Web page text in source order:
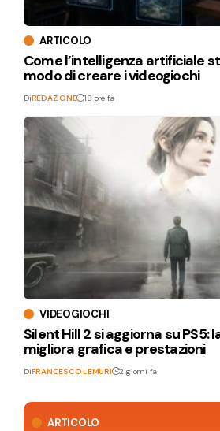
ARTICOLO
ARTICOLO
Come l’intelligenza artificiale
modo di creare i videogiochi
DiREDAZIONE 18 ore fa
VIDEOGIOCHI
Silent Hill 2 si aggiorna su PS5:
migliora grafica e prestazioni
DiFRANCESCO LEMURI 2 giorni fa